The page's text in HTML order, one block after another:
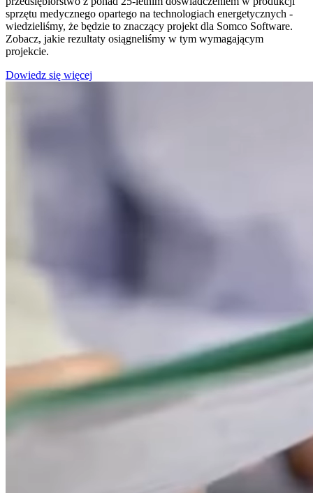
sprzętu medycznego opartego na technologiach energetycznych -
wiedzieliśmy, że będzie to znaczący projekt dla Somco Software.
Zobacz, jakie rezultaty osiągneliśmy w tym wymagającym
projekcie.
Dowiedz się więcej